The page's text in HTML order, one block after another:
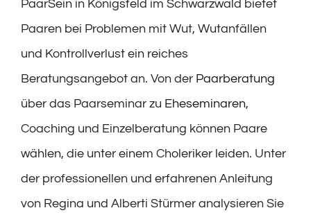
PaarSein in Königsfeld im Schwarzwald bietet
Paaren bei Problemen mit Wut, Wutanfällen
und Kontrollverlust ein reiches
Beratungsangebot an. Von der Paarberatung
über das Paarseminar zu Eheseminaren,
Coaching und Einzelberatung können Paare
wählen, die unter einem Choleriker leiden. Unter
der professionellen und erfahrenen Anleitung
von Regina und Alberti Stürmer analysieren Sie